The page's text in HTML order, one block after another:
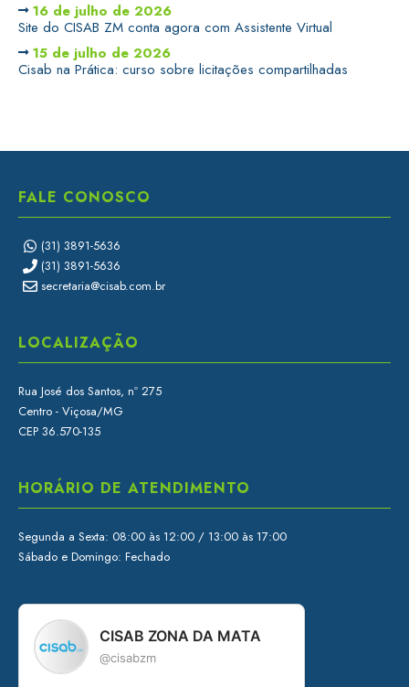
16 de julho de 2026
Site do CISAB ZM conta agora com Assistente Virtual
15 de julho de 2026
Cisab na Prática: curso sobre licitações compartilhadas
FALE CONOSCO
(31) 3891-5636
(31) 3891-5636
secretaria@cisab.com.br
LOCALIZAÇÃO
Rua José dos Santos, nº 275
Centro - Viçosa/MG
CEP 36.570-135
HORÁRIO DE ATENDIMENTO
Segunda a Sexta: 08:00 às 12:00 / 13:00 às 17:00
Sábado e Domingo: Fechado
CISAB ZONA DA MATA
@cisabzm